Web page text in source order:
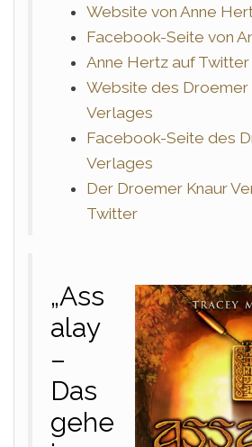
Website von Anne
Facebook-Seite von
Anne Hertz auf Twitter
Website des Droemer
Verlages
Facebook-Seite des
Verlages
Der Droemer Knaur
Twitter
„Ass
alay
–
Das
gehe